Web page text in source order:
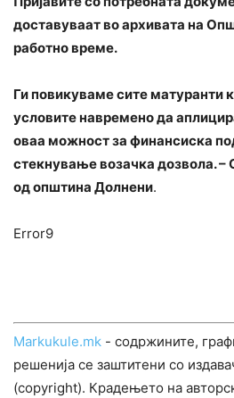
доставуваат во архивата на
работно време.
Ги повикуваме сите матуранти
условите навремено да
оваа можност за финансиска
стекнување возачка дозвола. –
од општина Долнени.
Error9
Markukule.mk - содржините,
решенија се заштитени со
(copyright). Крадењето на